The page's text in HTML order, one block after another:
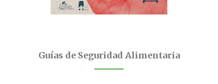
Guías de Seguridad Alimentaria